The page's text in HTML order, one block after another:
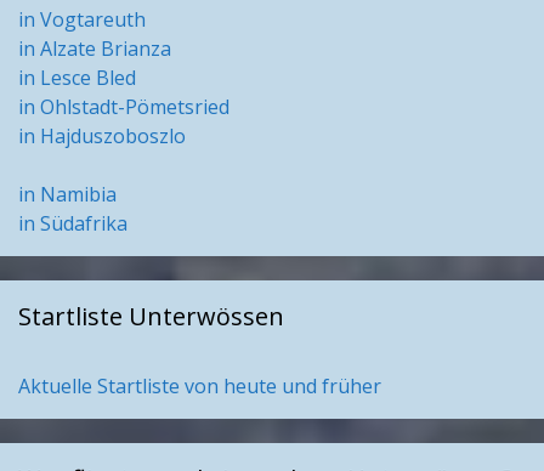
in Vogtareuth
in Alzate Brianza
in Lesce Bled
in Ohlstadt-Pömetsried
in Hajduszoboszlo
in Namibia
in Südafrika
Startliste Unterwössen
Aktuelle Startliste von heute und früher